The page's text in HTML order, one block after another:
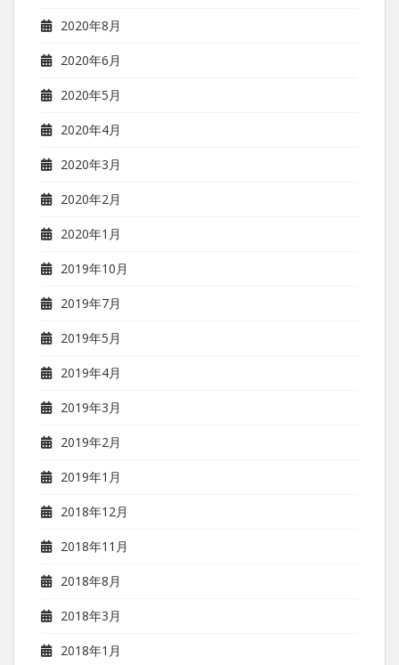
2020年8月
2020年6月
2020年5月
2020年4月
2020年3月
2020年2月
2020年1月
2019年10月
2019年7月
2019年5月
2019年4月
2019年3月
2019年2月
2019年1月
2018年12月
2018年11月
2018年8月
2018年3月
2018年1月